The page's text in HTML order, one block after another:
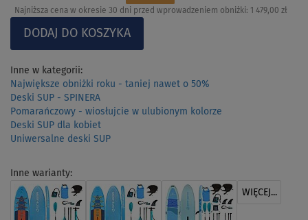
Najniższa cena w okresie 30 dni przed wprowadzeniem obniżki: 1 479,00 zł
Inne w kategorii:
Największe obniżki roku - taniej nawet o 50%
Deski SUP - SPINERA
Pomarańczowy - wiosłujcie w ulubionym kolorze
Deski SUP dla kobiet
Uniwersalne deski SUP
Inne warianty:
WIĘCEJ...